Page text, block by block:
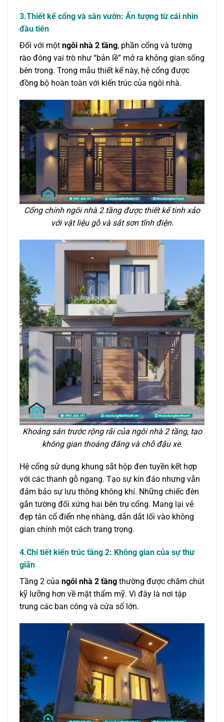
3.Thiết kế cổng và sân vườn: Ấn tượng từ cái nhìn
đầu tiên
Đối với một ngôi nhà 2 tầng, phần cổng và tường
rào đóng vai trò như “bản lề” mở ra không gian sống
bên trong. Trong mẫu thiết kế này, hệ cổng được
đồng bộ hoàn toàn với kiến trúc của ngôi nhà.
Cổng chính ngôi nhà 2 tầng được thiết kế tinh xảo
với vật liệu gỗ và sắt sơn tĩnh điện.
Khoảng sân trước rộng rãi của ngôi nhà 2 tầng, tạo
không gian thoáng đãng và chỗ đậu xe.
Hệ cổng sử dụng khung sắt hộp đen tuyền kết hợp
với các thanh gỗ ngang. Tạo sự kín đáo nhưng vẫn
đảm bảo sự lưu thông không khí. Những chiếc đèn
gắn tường đối xứng hai bên trụ cổng. Mang lại vẻ
đẹp tân cổ điển nhẹ nhàng, dẫn dắt lối vào không
gian chính một cách trang trọng.
4.Chi tiết kiến trúc tầng 2: Không gian của sự thư
giãn
Tầng 2 của ngôi nhà 2 tầng thường được chăm chút
kỹ lưỡng hơn về mặt thẩm mỹ. Vì đây là nơi tập
trung các ban công và cửa sổ lớn.